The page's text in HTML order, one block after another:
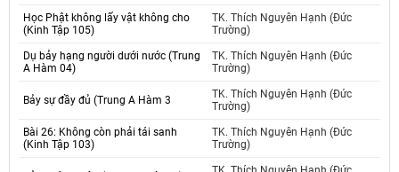
Học Phật không lấy vật không cho
(Kinh Tập 105)
TK. Thích Nguyên Hạnh (Đức
Trường)
Dụ bảy hạng người dưới nước (Trung
A Hàm 04)
TK. Thích Nguyên Hạnh (Đức
Trường)
Bảy sự đầy đủ (Trung A Hàm 3
TK. Thích Nguyên Hạnh (Đức
Trường)
Bài 26: Không còn phải tái sanh
(Kinh Tập 103)
TK. Thích Nguyên Hạnh (Đức
Trường)